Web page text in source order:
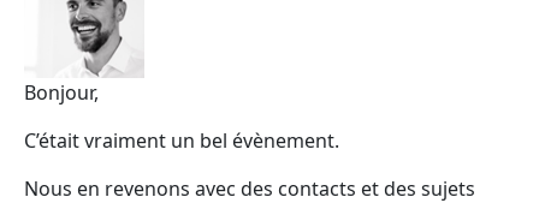
Bonjour,
C’était vraiment un bel évènement.
Nous en revenons avec des contacts et des sujets